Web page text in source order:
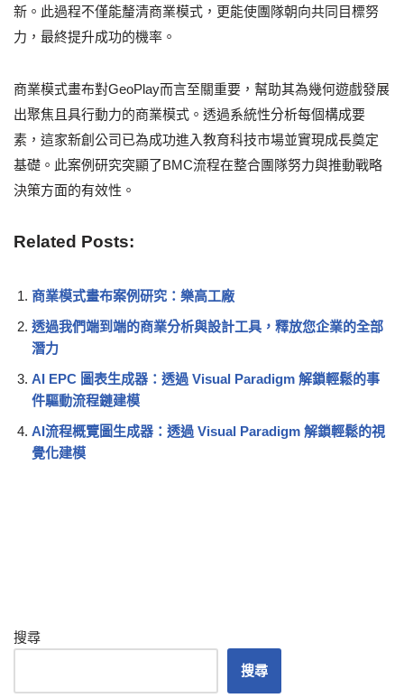
新。此過程不僅能釐清商業模式，更能使團隊朝向共同目標努
力，最終提升成功的機率。
商業模式畫布對GeoPlay而言至關重要，幫助其為幾何遊戲發展
出聚焦且具行動力的商業模式。透過系統性分析每個構成要
素，這家新創公司已為成功進入教育科技市場並實現成長奠定
基礎。此案例研究突顯了BMC流程在整合團隊努力與推動戰略
決策方面的有效性。
Related Posts:
商業模式畫布案例研究：樂高工廠
透過我們端到端的商業分析與設計工具，釋放您企業的全部
潛力
AI EPC 圖表生成器：透過 Visual Paradigm 解鎖輕鬆的事
件驅動流程鏈建模
AI流程概覽圖生成器：透過 Visual Paradigm 解鎖輕鬆的視
覺化建模
搜尋
搜尋